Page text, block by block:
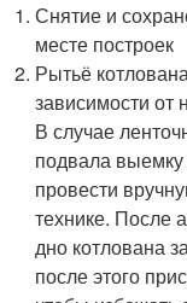
Снятие и
месте построек
Рытьё
зависимости от
В случае
подвала
провести
технике. После
дно котлована
после этого